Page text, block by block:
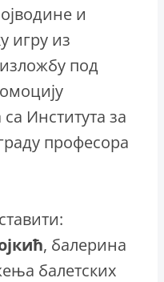
и
игру из
под
Института за
професора
, балерина
балетских